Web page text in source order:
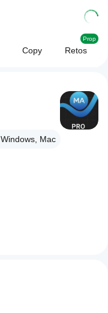
Copy Retos
Prop
Windows, Mac